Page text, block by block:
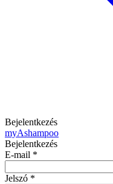
Bejelentkezés
myAshampoo
Bejelentkezés
E-mail *
Jelszó *